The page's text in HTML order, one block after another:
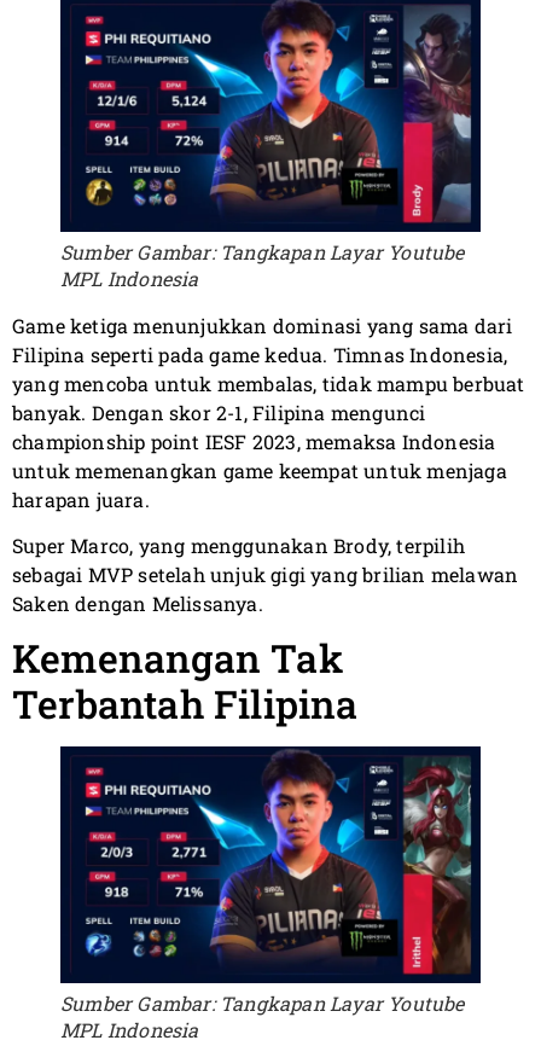
Sumber Gambar: Tangkapan Layar Youtube
MPL Indonesia
Game ketiga menunjukkan dominasi yang sama dari
Filipina seperti pada game kedua. Timnas Indonesia,
yang mencoba untuk membalas, tidak mampu berbuat
banyak. Dengan skor 2-1, Filipina mengunci
championship point IESF 2023, memaksa Indonesia
untuk memenangkan game keempat untuk menjaga
harapan juara.
Super Marco, yang menggunakan Brody, terpilih
sebagai MVP setelah unjuk gigi yang brilian melawan
Saken dengan Melissanya.
Kemenangan Tak
Terbantah Filipina
Sumber Gambar: Tangkapan Layar Youtube
MPL Indonesia